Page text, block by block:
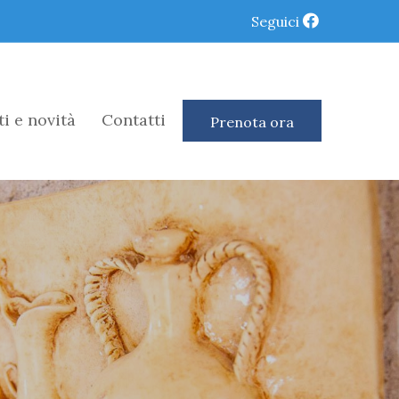
Seguici
e novità Contatti Prenota ora